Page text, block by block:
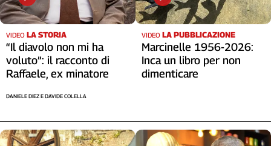
VIDEO LA STORIA
“Il diavolo non mi ha
voluto”: il racconto di
Raffaele, ex minatore
DANIELE DIEZ E DAVIDE COLELLA
VIDEO LA PUBBLICAZIONE
Marcinelle 1956-2026:
Inca un libro per non
dimenticare